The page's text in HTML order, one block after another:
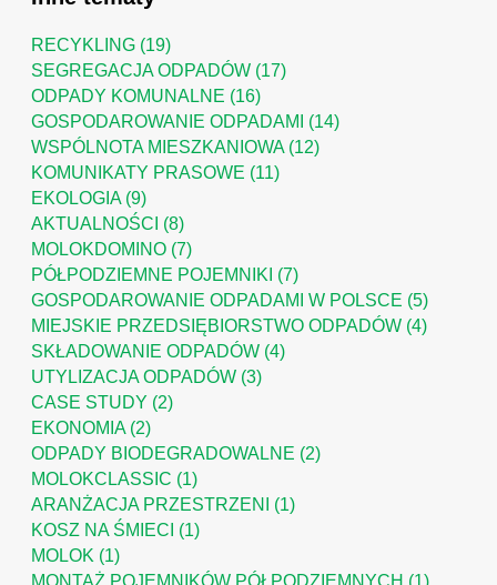
RECYKLING (19)
SEGREGACJA ODPADÓW (17)
ODPADY KOMUNALNE (16)
GOSPODAROWANIE ODPADAMI (14)
WSPÓLNOTA MIESZKANIOWA (12)
KOMUNIKATY PRASOWE (11)
EKOLOGIA (9)
AKTUALNOŚCI (8)
MOLOKDOMINO (7)
PÓŁPODZIEMNE POJEMNIKI (7)
GOSPODAROWANIE ODPADAMI W POLSCE (5)
MIEJSKIE PRZEDSIĘBIORSTWO ODPADÓW (4)
SKŁADOWANIE ODPADÓW (4)
UTYLIZACJA ODPADÓW (3)
CASE STUDY (2)
EKONOMIA (2)
ODPADY BIODEGRADOWALNE (2)
MOLOKCLASSIC (1)
ARANŻACJA PRZESTRZENI (1)
KOSZ NA ŚMIECI (1)
MOLOK (1)